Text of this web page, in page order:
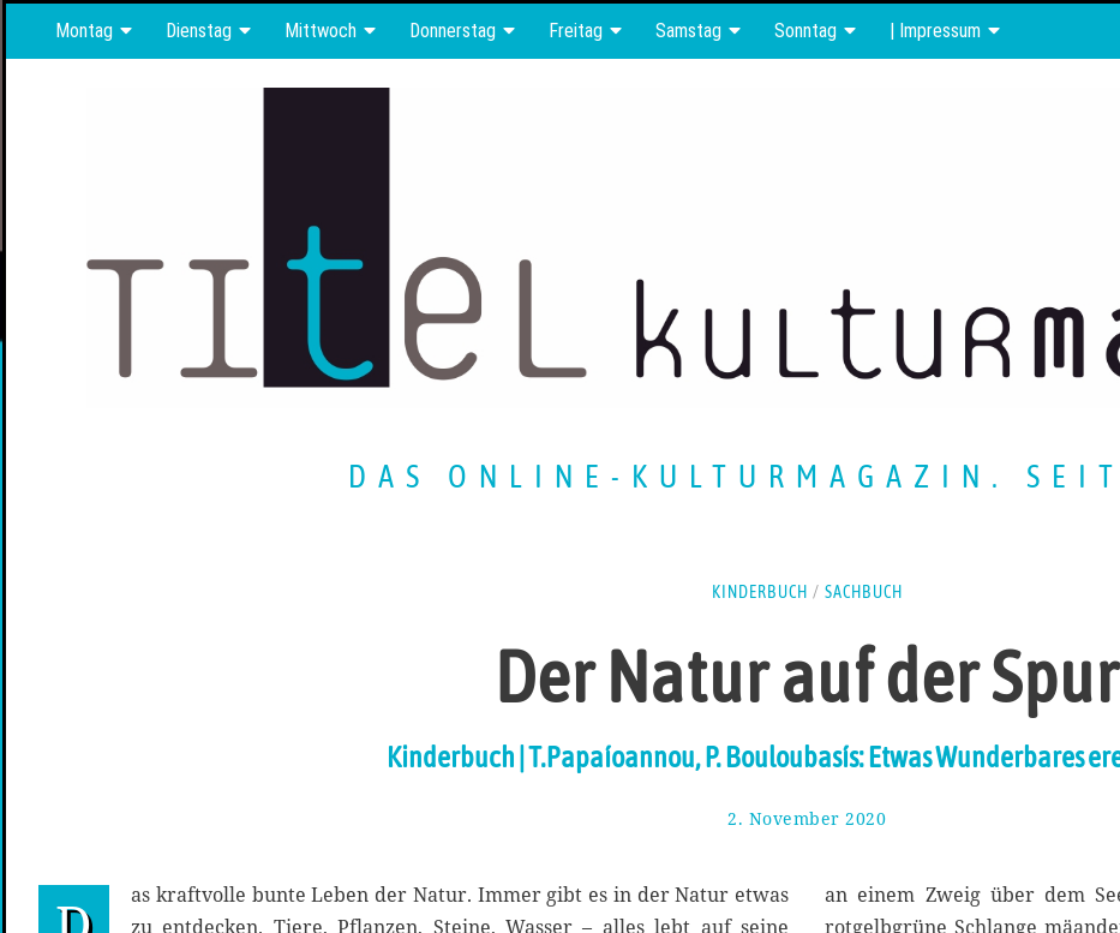
Montag Dienstag Mittwoch Donnerstag Freitag Samstag Sonntag | Impressum
DAS ONLINE-KULTURMAGAZIN.
KINDERBUCH / SACHBUCH
Der Natur auf der Spur
Kinderbuch | T.Papaíoannou, P. Bouloubasís: Etwas Wunderbares
2. November 2020
o
as kraftvolle bunte Leben der Natur. Immer gibt es in der Natur etwas
zu entdecken. Tiere, Pflanzen, Steine, Wasser – alles lebt auf seine
an einem Zweig über dem
rotgelbgrüne Schlange